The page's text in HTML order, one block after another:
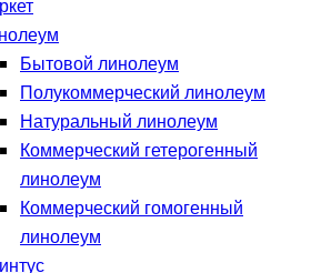
Бытовой линолеум
Полукоммерческий линолеум
Натуральный линолеум
Коммерческий гетерогенный
линолеум
Коммерческий гомогенный
линолеум